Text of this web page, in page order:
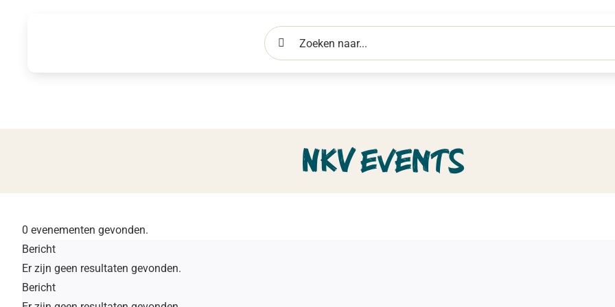
Zoeken
naar:
NKV events
0 evenementen gevonden.
Evenementen
Bericht
Er zijn geen resultaten gevonden.
Bericht